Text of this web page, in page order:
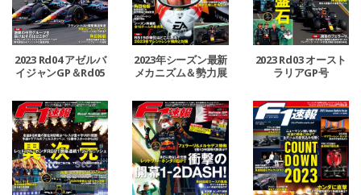
2023 Rd04 アゼルバ
イジャンGP＆Rd05
2023年シーズン最新
メカニズム＆勢力展
望号
2023 Rd03 オースト
ラリアGP号